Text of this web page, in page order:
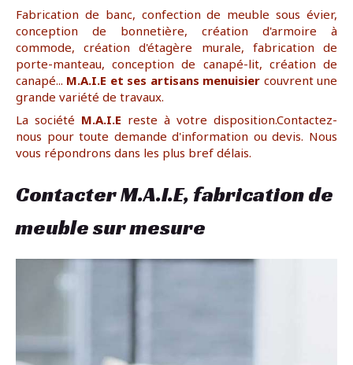
Fabrication de banc, confection de meuble sous évier,
conception de bonnetière, création d'armoire à
commode, création d'étagère murale, fabrication de
porte-manteau, conception de canapé-lit, création de
canapé... M.A.I.E et ses artisans menuisier couvrent une
grande variété de travaux.
La société M.A.I.E reste à votre disposition.Contactez-
nous pour toute demande d'information ou devis. Nous
vous répondrons dans les plus bref délais.
Contacter M.A.I.E, fabrication de
meuble sur mesure